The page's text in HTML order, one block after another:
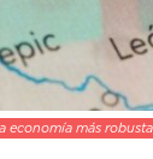
más